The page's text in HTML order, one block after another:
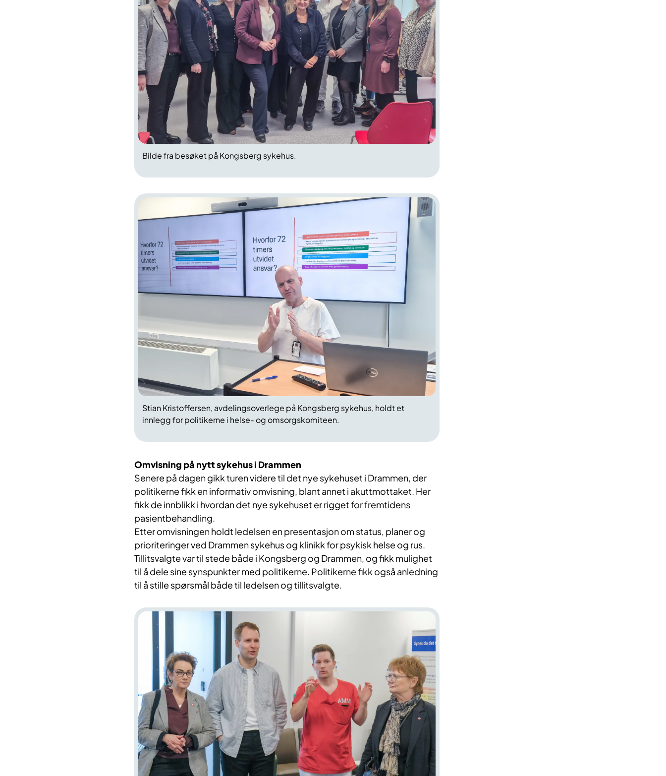
Bilde fra besøket på Kongsberg sykehus.
Stian Kristoffersen, avdelingsoverlege på Kongsberg sykehus, holdt et
innlegg for politikerne i helse- og omsorgskomiteen.
Omvisning på nytt sykehus i Drammen
Senere på dagen gikk turen videre til det nye sykehuset i Drammen, der
politikerne fikk en informativ omvisning, blant annet i akuttmottaket. Her
fikk de innblikk i hvordan det nye sykehuset er rigget for fremtidens
pasientbehandling.
Etter omvisningen holdt ledelsen en presentasjon om status, planer og
prioriteringer ved Drammen sykehus og klinikk for psykisk helse og rus.
Tillitsvalgte var til stede både i Kongsberg og Drammen, og fikk mulighet
til å dele sine synspunkter med politikerne. Politikerne fikk også anledning
til å stille spørsmål både til ledelsen og tillitsvalgte.